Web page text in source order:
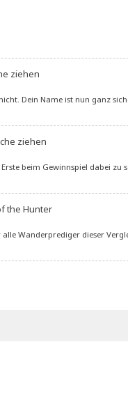
ziehen
Dein Name ist nun ganz
ziehen
beim Gewinnspiel dabei
the Hunter
Wanderprediger dieser